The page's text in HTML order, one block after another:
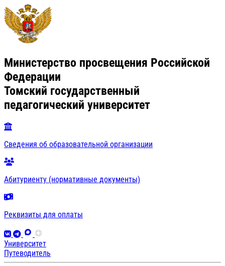
Министерство просвещения Российской
Федерации
Томский государственный
педагогический университет
Сведения об образовательной организации
Абитуриенту (нормативные документы)
Реквизиты для оплаты
Университет
Путеводитель